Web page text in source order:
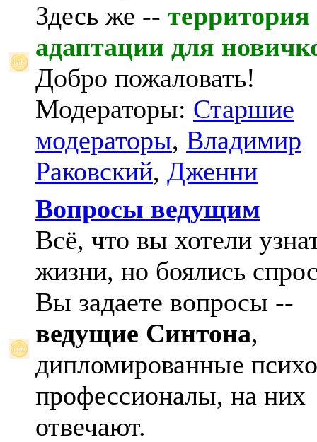
Здесь же -- территория
адаптации для
Добро пожаловать!
Модераторы: Старшие
модераторы, Владимир
Раковский, Дженни
Вопросы ведущим
Всё, что вы хотели
жизни, но боялись
Вы задаете вопросы --
ведущие Синтона,
дипломированные
профессионалы, на них
отвечают.